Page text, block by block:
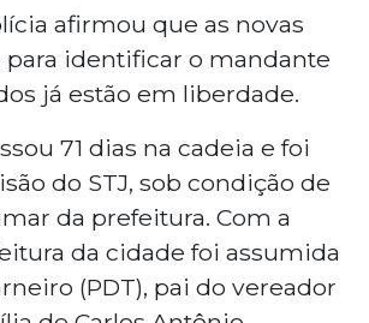
afirmou que as novas
para identificar o mandante
já estão em liberdade.
71 dias na cadeia e foi
do STJ, sob condição de
da prefeitura. Com a
da cidade foi assumida
(PDT), pai do vereador